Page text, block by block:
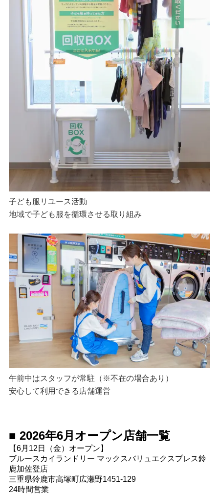
子ども服リユース活動
地域で子ども服を循環させる取り組み
午前中はスタッフが常駐（※不在の場合あり）
安心して利用できる店舗運営
■ 2026年6月オープン店舗一覧
【6月12日（金）オープン】
ブルースカイランドリー マックスバリュエクスプレス鈴
鹿加佐登店
三重県鈴鹿市高塚町広瀬野1451-129
24時間営業